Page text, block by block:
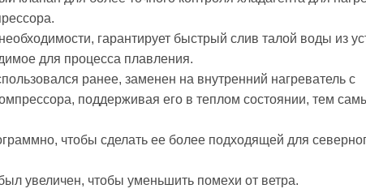
гарантирует быстрый слив талой воды из
для процесса плавления.
ранее, заменен на внутренний нагреватель с
поддерживая его в теплом состоянии, тем
чтобы сделать ее более подходящей для
увеличен, чтобы уменьшить помехи от ветра.